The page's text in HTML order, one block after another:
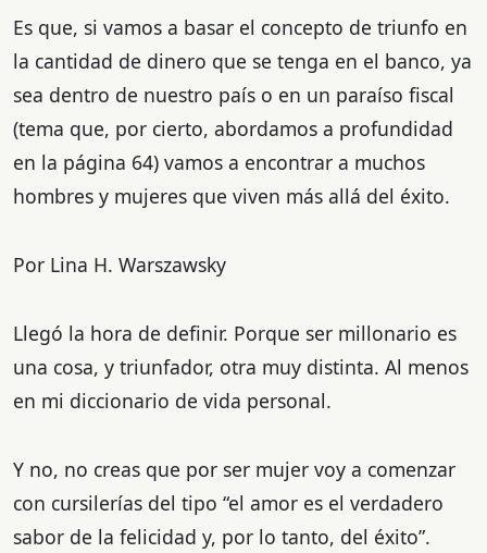
Es que, si vamos a basar el concepto de triunfo en
la cantidad de dinero que se tenga en el banco, ya
sea dentro de nuestro país o en un paraíso fiscal
(tema que, por cierto, abordamos a profundidad
en la página 64) vamos a encontrar a muchos
hombres y mujeres que viven más allá del éxito.
Por Lina H. Warszawsky
Llegó la hora de definir. Porque ser millonario es
una cosa, y triunfador, otra muy distinta. Al menos
en mi diccionario de vida personal.
Y no, no creas que por ser mujer voy a comenzar
con cursilerías del tipo “el amor es el verdadero
sabor de la felicidad y, por lo tanto, del éxito”.